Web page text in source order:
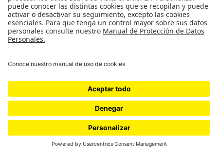
seguimos sin documentos, a punta depower point
y con una vaga idea de lo que será la política de
economía naranja, “pero correrle a eso va a dejar
en la gente la sensación de que no sirve y de que
diversidad natural y también nuestra diversidad
Tecnoutopía.Los contenidos no pueden dejar de